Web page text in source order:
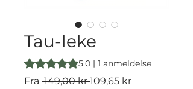
Tau-leke
Vurderingen er 5.0 av fem stjerner
5.0 | 1 anmeldelse
Fra 149,00 kr Vanlig
109,65 krSalgspris